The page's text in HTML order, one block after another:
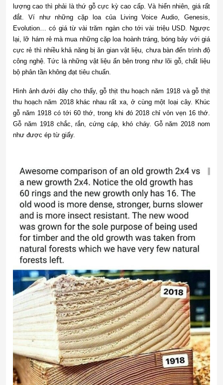
lượng cao thì phải là thứ gỗ cực kỳ cao cấp. Và hiển nhiên, giá rất
đắt. Ví như những cặp loa của Living Voice Audio, Genesis,
Evolution… có giá từ vài trăm ngàn cho tới vài triệu USD. Ngược
lại, lỡ hám rẻ mà mua những cặp loa hoành tráng, bóng bảy với giá
cực rẻ thì nhiều khả năng bị ăn gian vật liệu, chưa bàn đến trình độ
công nghệ. Tức là những vật liệu ẩn bên trong như lõi gỗ, chất liệu
bộ phân tần không đạt tiêu chuẩn.
Hình ảnh dưới đây cho thấy, gỗ thịt thu hoạch năm 1918 và gỗ thịt
thu hoạch năm 2018 khác nhau rất xa, ở cùng một loại cây. Khúc
gỗ năm 1918 có tới 60 thớ, trong khi đó 2018 chỉ vỏn vẹn 16 thớ.
Gỗ năm 1918 chắc, rắn, cứng cáp, khó cháy. Gỗ năm 2018 nom
như được ép từ giấy.